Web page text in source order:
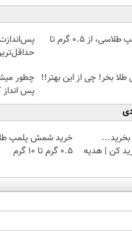
خرید شمش پلمپ طلاسی، از ۰.۵ گرم تا
بخر! چی از این بهتر!! چطور
پس انداز
کن | هدیه
خرید شمش پلمپ
۰.۵ گرم تا ۱۰ گرم